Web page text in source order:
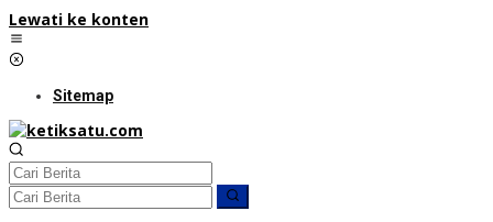
Lewati ke konten
Sitemap